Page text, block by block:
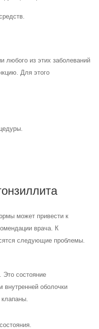
любого из этих заболеваний
Для этого
может привести к
врача. К
следующие проблемы.
Это состояние
внутренней оболочки